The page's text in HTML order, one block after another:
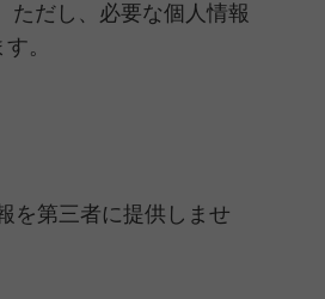
ただし、必要な個人情報
。
を第三者に提供しませ